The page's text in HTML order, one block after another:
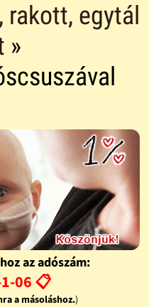
rakott, egytál
»
az adószám:
06 📋
a másoláshoz.)